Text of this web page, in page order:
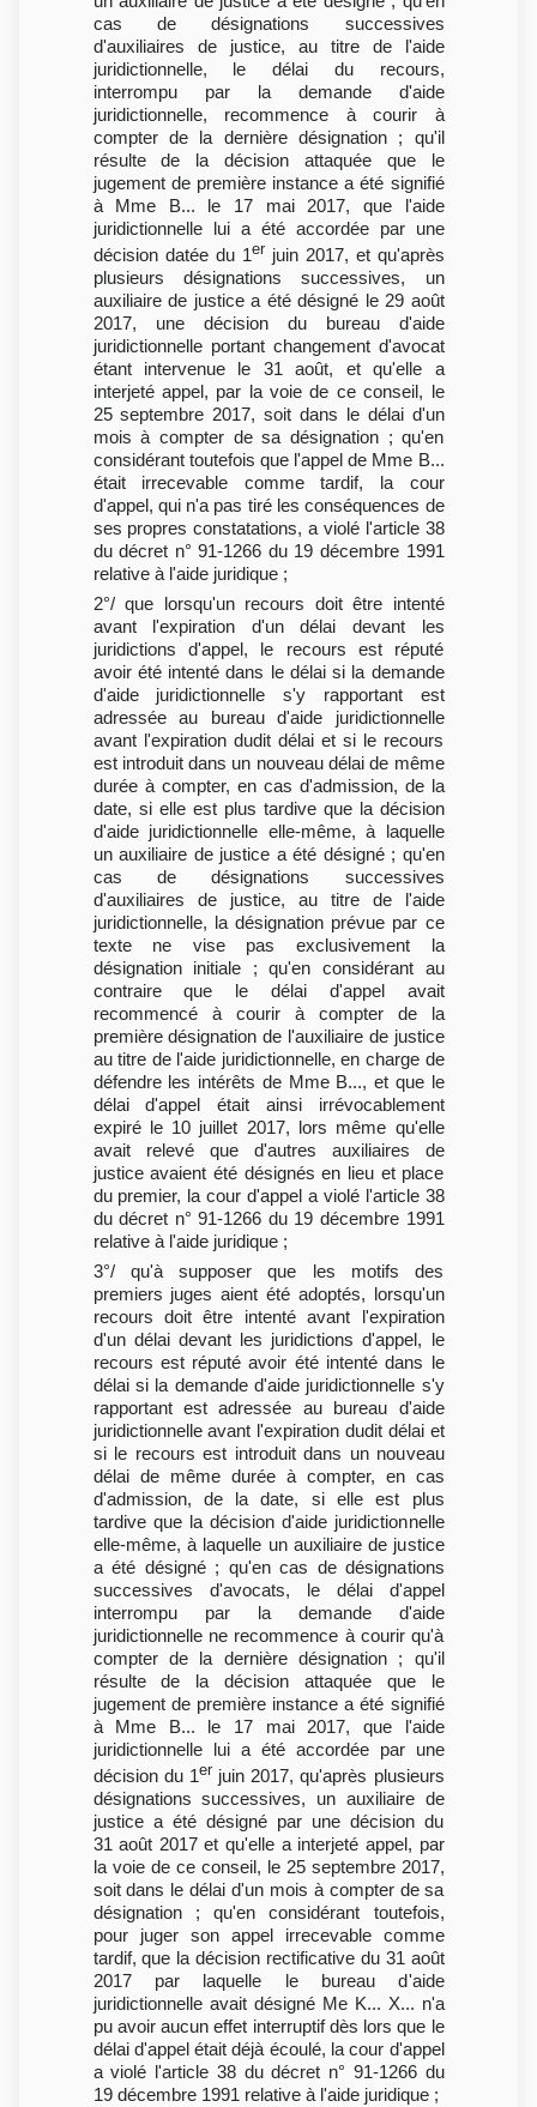
cas de désignations successives
d'auxiliaires de justice, au titre de l'aide
juridictionnelle, le délai du recours,
interrompu par la demande d'aide
juridictionnelle, recommence à courir à
compter de la dernière désignation ; qu'il
résulte de la décision attaquée que le
jugement de première instance a été signifié
à Mme B... le 17 mai 2017, que l'aide
juridictionnelle lui a été accordée par une
décision datée du 1er juin 2017, et qu'après
plusieurs désignations successives, un
auxiliaire de justice a été désigné le 29 août
2017, une décision du bureau d'aide
juridictionnelle portant changement d'avocat
étant intervenue le 31 août, et qu'elle a
interjeté appel, par la voie de ce conseil, le
25 septembre 2017, soit dans le délai d'un
mois à compter de sa désignation ; qu'en
considérant toutefois que l'appel de Mme B...
était irrecevable comme tardif, la cour
d'appel, qui n'a pas tiré les conséquences de
ses propres constatations, a violé l'article 38
du décret n° 91-1266 du 19 décembre 1991
relative à l'aide juridique ;
2°/ que lorsqu'un recours doit être intenté
avant l'expiration d'un délai devant les
juridictions d'appel, le recours est réputé
avoir été intenté dans le délai si la demande
d'aide juridictionnelle s'y rapportant est
adressée au bureau d'aide juridictionnelle
avant l'expiration dudit délai et si le recours
est introduit dans un nouveau délai de même
durée à compter, en cas d'admission, de la
date, si elle est plus tardive que la décision
d'aide juridictionnelle elle-même, à laquelle
un auxiliaire de justice a été désigné ; qu'en
cas de désignations successives
d'auxiliaires de justice, au titre de l'aide
juridictionnelle, la désignation prévue par ce
texte ne vise pas exclusivement la
désignation initiale ; qu'en considérant au
contraire que le délai d'appel avait
recommencé à courir à compter de la
première désignation de l'auxiliaire de justice
au titre de l'aide juridictionnelle, en charge de
défendre les intérêts de Mme B..., et que le
délai d'appel était ainsi irrévocablement
expiré le 10 juillet 2017, lors même qu'elle
avait relevé que d'autres auxiliaires de
justice avaient été désignés en lieu et place
du premier, la cour d'appel a violé l'article 38
du décret n° 91-1266 du 19 décembre 1991
relative à l'aide juridique ;
3°/ qu'à supposer que les motifs des
premiers juges aient été adoptés, lorsqu'un
recours doit être intenté avant l'expiration
d'un délai devant les juridictions d'appel, le
recours est réputé avoir été intenté dans le
délai si la demande d'aide juridictionnelle s'y
rapportant est adressée au bureau d'aide
juridictionnelle avant l'expiration dudit délai et
si le recours est introduit dans un nouveau
délai de même durée à compter, en cas
d'admission, de la date, si elle est plus
tardive que la décision d'aide juridictionnelle
elle-même, à laquelle un auxiliaire de justice
a été désigné ; qu'en cas de désignations
successives d'avocats, le délai d'appel
interrompu par la demande d'aide
juridictionnelle ne recommence à courir qu'à
compter de la dernière désignation ; qu'il
résulte de la décision attaquée que le
jugement de première instance a été signifié
à Mme B... le 17 mai 2017, que l'aide
juridictionnelle lui a été accordée par une
décision du 1er juin 2017, qu'après plusieurs
désignations successives, un auxiliaire de
justice a été désigné par une décision du
31 août 2017 et qu'elle a interjeté appel, par
la voie de ce conseil, le 25 septembre 2017,
soit dans le délai d'un mois à compter de sa
désignation ; qu'en considérant toutefois,
pour juger son appel irrecevable comme
tardif, que la décision rectificative du 31 août
2017 par laquelle le bureau d'aide
juridictionnelle avait désigné Me K... X... n'a
pu avoir aucun effet interruptif dès lors que le
délai d'appel était déjà écoulé, la cour d'appel
a violé l'article 38 du décret n° 91-1266 du
19 décembre 1991 relative à l'aide juridique ;